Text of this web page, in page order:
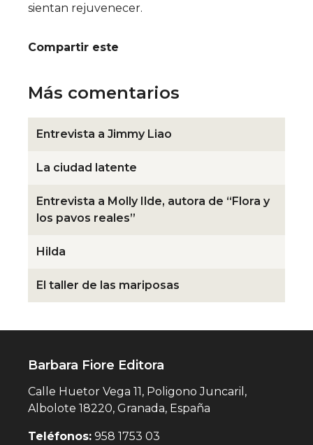
sientan rejuvenecer.
Compartir este
Más comentarios
Entrevista a Jimmy Liao
La ciudad latente
Entrevista a Molly Ilde, autora de “Flora y
los pavos reales”
Hilda
El taller de las mariposas
Barbara Fiore Editora
Calle Huetor Vega 11, Poligono Juncaril,
Albolote 18220, Granada, España
Teléfonos: 958 1753 03